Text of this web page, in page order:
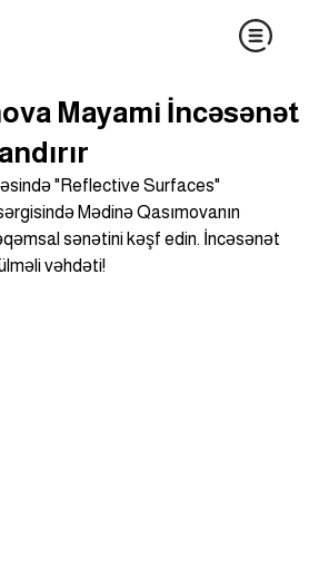
Mayami İncəsənət
"Reflective Surfaces"
Mədinə Qasımovanın
sənətini kəşf edin. İncəsənət
vəhdəti!